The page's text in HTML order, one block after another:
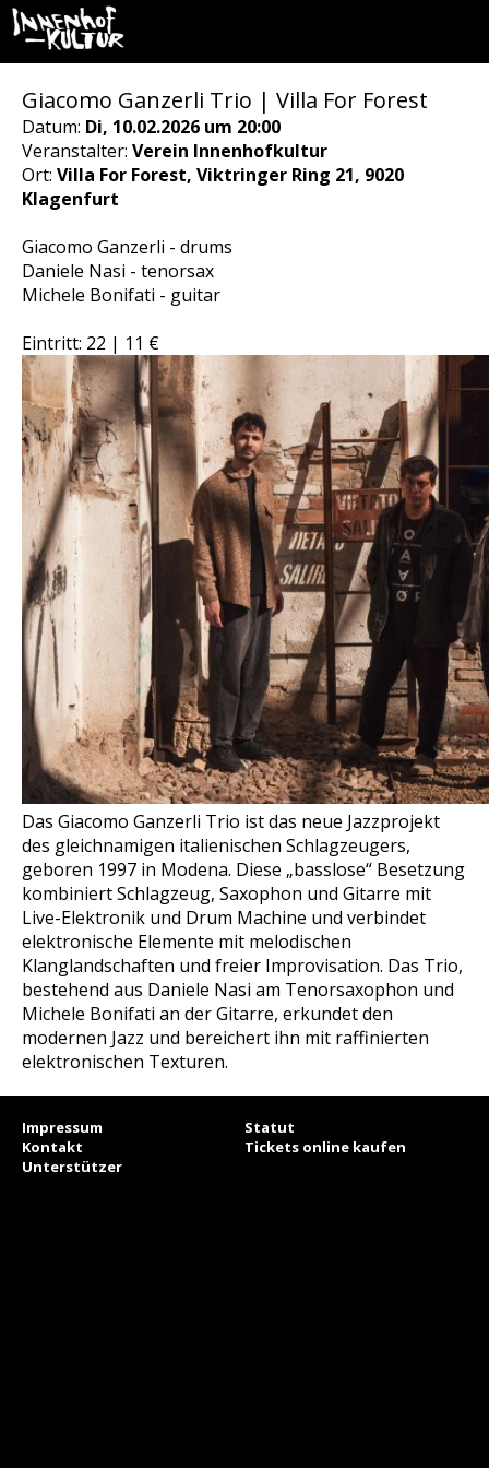
Giacomo Ganzerli Trio | Villa For Forest
Datum: Di, 10.02.2026 um 20:00
Veranstalter: Verein Innenhofkultur
Ort: Villa For Forest, Viktringer Ring 21, 9020
Klagenfurt
Giacomo Ganzerli - drums
Daniele Nasi - tenorsax
Michele Bonifati - guitar
Eintritt: 22 | 11 €
Das Giacomo Ganzerli Trio ist das neue Jazzprojekt
des gleichnamigen italienischen Schlagzeugers,
geboren 1997 in Modena. Diese „basslose“ Besetzung
kombiniert Schlagzeug, Saxophon und Gitarre mit
Live-Elektronik und Drum Machine und verbindet
elektronische Elemente mit melodischen
Klanglandschaften und freier Improvisation. Das Trio,
bestehend aus Daniele Nasi am Tenorsaxophon und
Michele Bonifati an der Gitarre, erkundet den
modernen Jazz und bereichert ihn mit raffinierten
elektronischen Texturen.
Impressum
Statut
Kontakt
Tickets online kaufen
Unterstützer